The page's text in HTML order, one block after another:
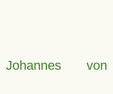
von